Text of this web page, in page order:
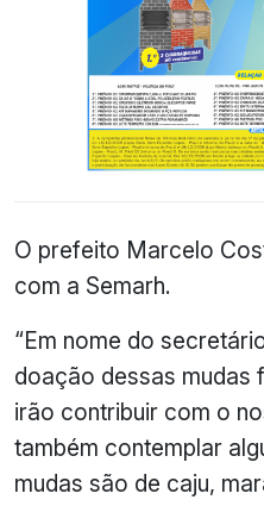
O prefeito Marcelo
com a Semarh.
“Em nome do
doação dessas mudas
irão contribuir com o
também contemplar
mudas são de caju,